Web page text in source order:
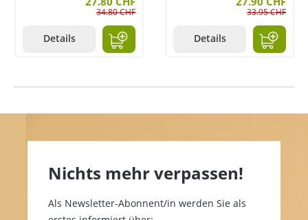
34.80 CHF
Details
33.95 CHF
Details
Nichts mehr verpassen!
Als Newsletter-Abonnent/in werden Sie als